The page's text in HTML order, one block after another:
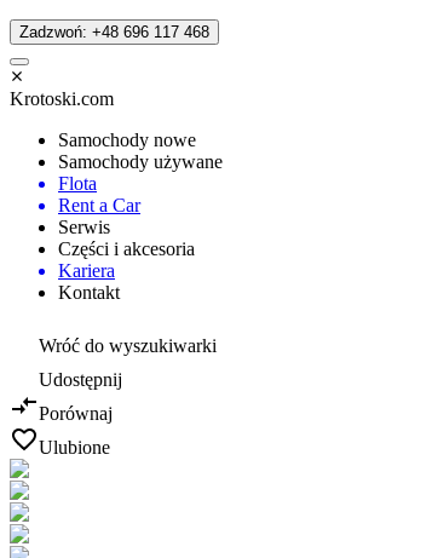
Zadzwoń: +48 696 117 468
Krotoski.com
Samochody nowe
Samochody używane
Flota
Rent a Car
Serwis
Części i akcesoria
Kariera
Kontakt
Wróć do wyszukiwarki
Udostępnij
Porównaj
Ulubione